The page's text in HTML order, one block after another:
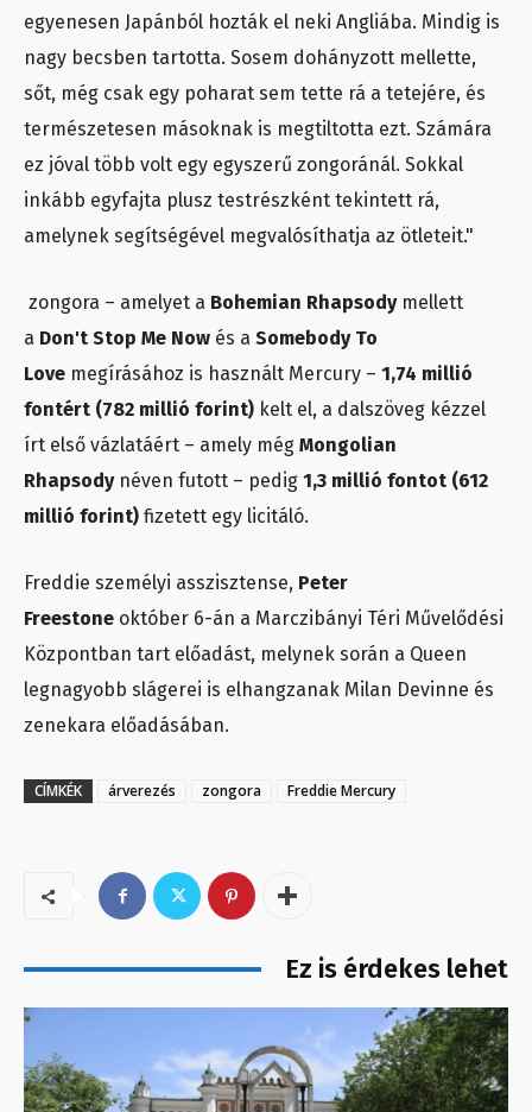
egyenesen Japánból hozták el neki Angliába. Mindig is
nagy becsben tartotta. Sosem dohányzott mellette,
sőt, még csak egy poharat sem tette rá a tetejére, és
természetesen másoknak is megtiltotta ezt. Számára
ez jóval több volt egy egyszerű zongoránál. Sokkal
inkább egyfajta plusz testrészként tekintett rá,
amelynek segítségével megvalósíthatja az ötleteit."
zongora – amelyet a Bohemian Rhapsodymellett
a Don't Stop Me Now és a Somebody To
Love megírásához is használt Mercury – 1,74 millió
fontért (782 millió forint) kelt el, a dalszöveg kézzel
írt első vázlatáért – amely még Mongolian
Rhapsodynéven futott – pedig 1,3 millió fontot (612
millió forint) fizetett egy licitáló.
Freddie személyi asszisztense, Peter
Freestone október 6-án a Marczibányi Téri Művelődési
Központban tart előadást, melynek során a Queen
legnagyobb slágerei is elhangzanak Milan Devinne és
zenekara előadásában.
CÍMKÉK árverezés zongora Freddie Mercury
Ez is érdekes lehet